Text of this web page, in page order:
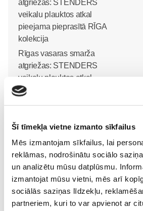
Šī tīmekļa vietne izmanto sīkfailus
Mēs izmantojam sīkfailus, lai
reklāmas, nodrošinātu sociālo
un analizētu mūsu datplūsmu.
izmantojat mūsu vietni, mēs arī
sociālās saziņas līdzekļu,
partneriem, kuri to var apvienot ar
Rīgas vasaras smarža
atgriežas: STENDERS
veikalu plauktos atkal
pieejama pieprasītā RĪGA